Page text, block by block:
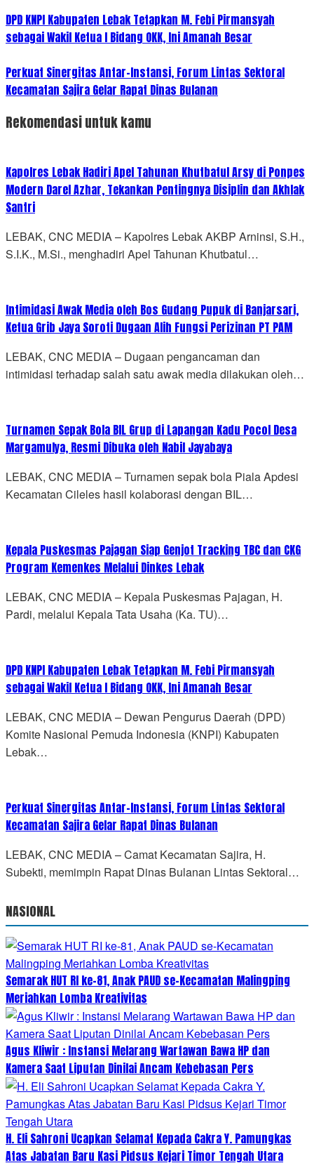
DPD KNPI Kabupaten Lebak Tetapkan M. Febi Pirmansyah
sebagai Wakil Ketua I Bidang OKK, Ini Amanah Besar
Perkuat Sinergitas Antar-Instansi, Forum Lintas Sektoral
Kecamatan Sajira Gelar Rapat Dinas Bulanan
Rekomendasi untuk kamu
Kapolres Lebak Hadiri Apel Tahunan Khutbatul Arsy di Ponpes
Modern Darel Azhar, Tekankan Pentingnya Disiplin dan Akhlak
Santri
LEBAK, CNC MEDIA – Kapolres Lebak AKBP Arninsi, S.H.,
S.I.K., M.Si., menghadiri Apel Tahunan Khutbatul…
Intimidasi Awak Media oleh Bos Gudang Pupuk di Banjarsari,
Ketua Grib Jaya Soroti Dugaan Alih Fungsi Perizinan PT PAM
LEBAK, CNC MEDIA – Dugaan pengancaman dan
intimidasi terhadap salah satu awak media dilakukan oleh…
Turnamen Sepak Bola BIL Grup di Lapangan Kadu Pocol Desa
Margamulya, Resmi Dibuka oleh Nabil Jayabaya
LEBAK, CNC MEDIA – Turnamen sepak bola Piala Apdesi
Kecamatan Cileles hasil kolaborasi dengan BIL…
Kepala Puskesmas Pajagan Siap Genjot Tracking TBC dan CKG
Program Kemenkes Melalui Dinkes Lebak
LEBAK, CNC MEDIA – Kepala Puskesmas Pajagan, H.
Pardi, melalui Kepala Tata Usaha (Ka. TU)…
DPD KNPI Kabupaten Lebak Tetapkan M. Febi Pirmansyah
sebagai Wakil Ketua I Bidang OKK, Ini Amanah Besar
LEBAK, CNC MEDIA – Dewan Pengurus Daerah (DPD)
Komite Nasional Pemuda Indonesia (KNPI) Kabupaten
Lebak…
Perkuat Sinergitas Antar-Instansi, Forum Lintas Sektoral
Kecamatan Sajira Gelar Rapat Dinas Bulanan
LEBAK, CNC MEDIA – Camat Kecamatan Sajira, H.
Subekti, memimpin Rapat Dinas Bulanan Lintas Sektoral…
NASIONAL
Semarak HUT RI ke-81, Anak PAUD se-Kecamatan Malingping
Meriahkan Lomba Kreativitas
Agus Kliwir : Instansi Melarang Wartawan Bawa HP dan
Kamera Saat Liputan Dinilai Ancam Kebebasan Pers
H. Eli Sahroni Ucapkan Selamat Kepada Cakra Y. Pamungkas
Atas Jabatan Baru Kasi Pidsus Kejari Timor Tengah Utara